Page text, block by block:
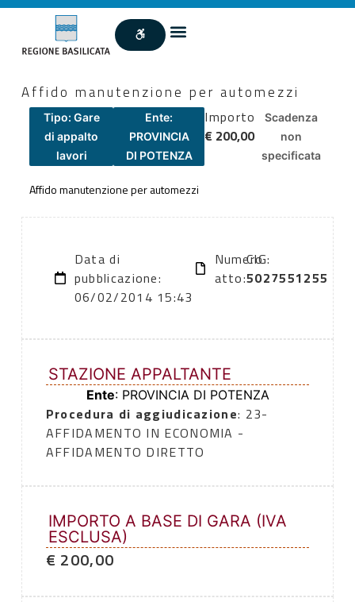
Affido manutenzione per automezzi
Tipo: Gare
di appalto
lavori
Ente:
PROVINCIA
DI POTENZA
Importo
€ 200,00
Scadenza
non
specificata
Affido manutenzione per automezzi
Data di
pubblicazione:
06/02/2014 15:43
Numero
atto:
CIG:
5027551255
STAZIONE APPALTANTE
Ente: PROVINCIA DI POTENZA
Procedura di aggiudicazione: 23-
AFFIDAMENTO IN ECONOMIA -
AFFIDAMENTO DIRETTO
IMPORTO A BASE DI GARA (IVA
ESCLUSA)
€ 200,00